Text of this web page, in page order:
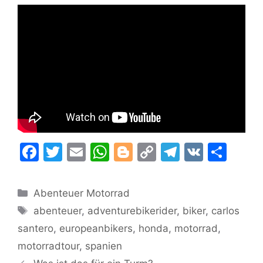
F
c
e
b
o
T
itt
er
E
ai
l
W
at
s
A
p
Bl
g
er
C
y
Li
T
gr
a
V
n
Kategorien
Abenteuer Motorrad
Schlagwörter
abenteuer, adventurebikerider, biker, carlos
santero, europeanbikers, honda, motorrad ,
motorradtour, spanien